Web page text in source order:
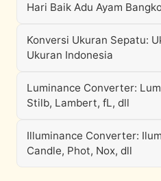
Hari Baik Adu Ayam
Konversi Ukuran Sepatu:
Ukuran Indonesia
Luminance Converter:
Stilb, Lambert, fL, dll
Illuminance Converter:
Candle, Phot, Nox, dll